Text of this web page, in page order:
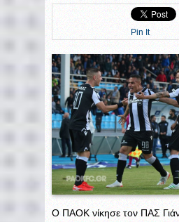
Pin It
Ο ΠΑΟΚ νίκησε τον ΠΑΣ